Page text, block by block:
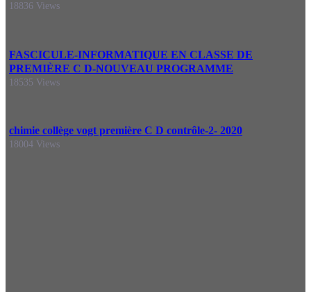
18836 Views
FASCICULE-INFORMATIQUE EN CLASSE DE
PREMIÈRE C D-NOUVEAU PROGRAMME
18535 Views
chimie collège vogt première C D contrôle-2- 2020
18004 Views